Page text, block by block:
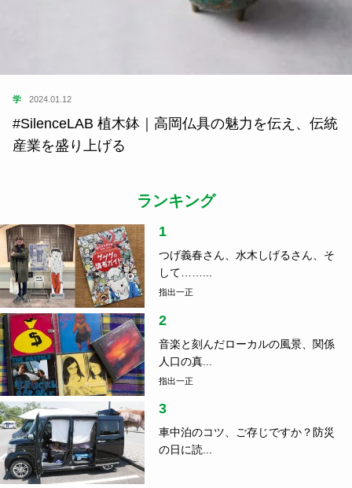
学 2024.01.12
#SilenceLAB 植木鉢｜高岡仏具の魅力を伝え、伝統
産業を盛り上げる
ランキング
1
つげ義春さん、水木しげるさん、そ
して……...
指出一正
2
音楽と刻んだローカルの風景、関係
人口の真...
指出一正
3
車中泊のコツ、ご存じですか？防災
の日に読...